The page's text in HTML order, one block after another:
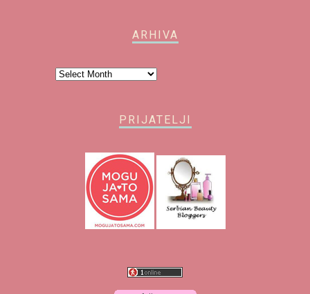
ARHIVA
Arhiva
PRIJATELJI